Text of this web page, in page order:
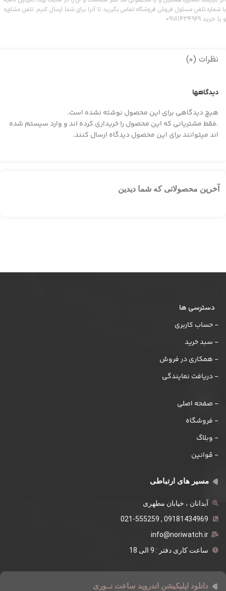
با شماره تلفن مسئول فروش فروشگاه تماس بگیرید تا آنرا برای شما ارسال کنیم. تلفن مشاوره
و یا خرید 09181434969
نظرات (0)
دیدگاهها
هیچ دیدگاهی برای این محصول نوشته نشده است.
.فقط مشتریانی که این محصول را خریداری کرده اند و وارد سیستم شده
اند میتوانند برای این محصول دیدگاه ارسال کنند.
آخرین محصولاتی که شما دیدین
دسترسی ها
- حساب کاربری
- سبد خرید
- همکاری در فروش
- دریافت نمایندگی
- صفحه اصلی
- فروشگاه
- وبلاگ
- قوانین
مسیر های ارتباطی
آبدانان ، خیابان مطهری
09181434969 , 021-555259
info@noriwatch.ir
ساعت کاری دفتر : 9 الی 18
دانلود اپلیکیشن اندروید ساعت نــوری